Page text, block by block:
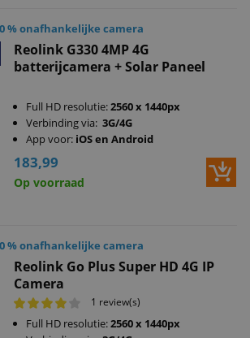
% onafhankelijke camera
Reolink G330 4MP 4G
batterijcamera + Solar Paneel
Full HD resolutie:2560 x 1440px
Verbinding via: 3G/4G
App voor: iOS en Android
183,99
Op voorraad
% onafhankelijke camera
Reolink Go Plus Super HD 4G IP
Camera
1 review(s)
Full HD resolutie:2560 x 1440px